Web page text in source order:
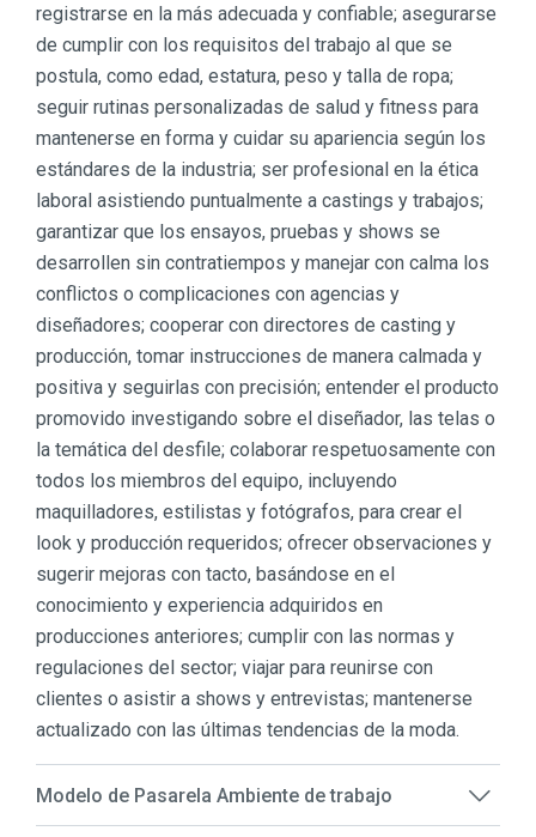
registrarse en la más adecuada y confiable; asegurarse
de cumplir con los requisitos del trabajo al que se
postula, como edad, estatura, peso y talla de ropa;
seguir rutinas personalizadas de salud y fitness para
mantenerse en forma y cuidar su apariencia según los
estándares de la industria; ser profesional en la ética
laboral asistiendo puntualmente a castings y trabajos;
garantizar que los ensayos, pruebas y shows se
desarrollen sin contratiempos y manejar con calma los
conflictos o complicaciones con agencias y
diseñadores; cooperar con directores de casting y
producción, tomar instrucciones de manera calmada y
positiva y seguirlas con precisión; entender el producto
promovido investigando sobre el diseñador, las telas o
la temática del desfile; colaborar respetuosamente con
todos los miembros del equipo, incluyendo
maquilladores, estilistas y fotógrafos, para crear el
look y producción requeridos; ofrecer observaciones y
sugerir mejoras con tacto, basándose en el
conocimiento y experiencia adquiridos en
producciones anteriores; cumplir con las normas y
regulaciones del sector; viajar para reunirse con
clientes o asistir a shows y entrevistas; mantenerse
actualizado con las últimas tendencias de la moda.
Modelo de Pasarela Ambiente de trabajo